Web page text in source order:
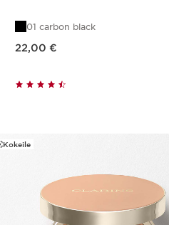
01 carbon black
22,00 €
Kokeile